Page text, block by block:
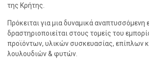
της Κρήτης.
Πρόκειται για μια δυναμικά αναπτυσσόμενη
δραστηριοποιείται στους τομείς του
προϊόντων, υλικών συσκευασίας, επίπλων
λουλουδιών & φυτών.